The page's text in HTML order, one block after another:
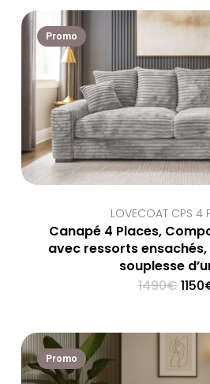
Promo
LOVECOAT CPS 4
Canapé 4 Places,
avec ressorts
souplesse
1490€1150
Promo